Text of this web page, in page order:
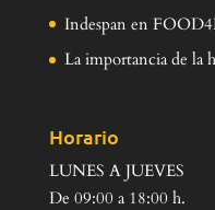
Indespan en
La importancia de la
Horario
LUNES A JUEVES
De 09:00 a 18:00 h.